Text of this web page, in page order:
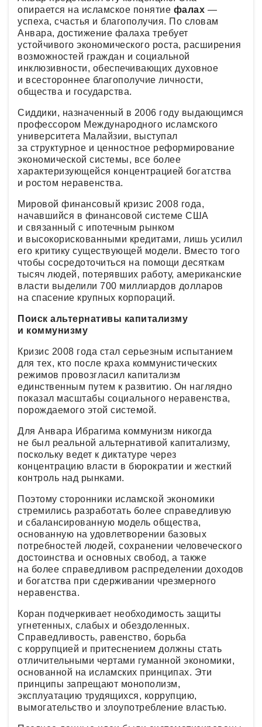
опирается на исламское понятие фалах —
успеха, счастья и благополучия. По словам
Анвара, достижение фалаха требует
устойчивого экономического роста, расширения
возможностей граждан и социальной
инклюзивности, обеспечивающих духовное
и всестороннее благополучие личности,
общества и государства.
Сиддики, назначенный в 2006 году выдающимся
профессором Международного исламского
университета Малайзии, выступал
за структурное и ценностное реформирование
экономической системы, все более
характеризующейся концентрацией богатства
и ростом неравенства.
Мировой финансовый кризис 2008 года,
начавшийся в финансовой системе США
и связанный с ипотечным рынком
и высокорискованными кредитами, лишь усилил
его критику существующей модели. Вместо того
чтобы сосредоточиться на помощи десяткам
тысяч людей, потерявших работу, американские
власти выделили 700 миллиардов долларов
на спасение крупных корпораций.
Поиск альтернативы капитализму
и коммунизму
Кризис 2008 года стал серьезным испытанием
для тех, кто после краха коммунистических
режимов провозгласил капитализм
единственным путем к развитию. Он наглядно
показал масштабы социального неравенства,
порождаемого этой системой.
Для Анвара Ибрагима коммунизм никогда
не был реальной альтернативой капитализму,
поскольку ведет к диктатуре через
концентрацию власти в бюрократии и жесткий
контроль над рынками.
Поэтому сторонники исламской экономики
стремились разработать более справедливую
и сбалансированную модель общества,
основанную на удовлетворении базовых
потребностей людей, сохранении человеческого
достоинства и основных свобод, а также
на более справедливом распределении доходов
и богатства при сдерживании чрезмерного
неравенства.
Коран подчеркивает необходимость защиты
угнетенных, слабых и обездоленных.
Справедливость, равенство, борьба
с коррупцией и притеснением должны стать
отличительными чертами гуманной экономики,
основанной на исламских принципах. Эти
принципы запрещают монополизм,
эксплуатацию трудящихся, коррупцию,
вымогательство и злоупотребление властью.